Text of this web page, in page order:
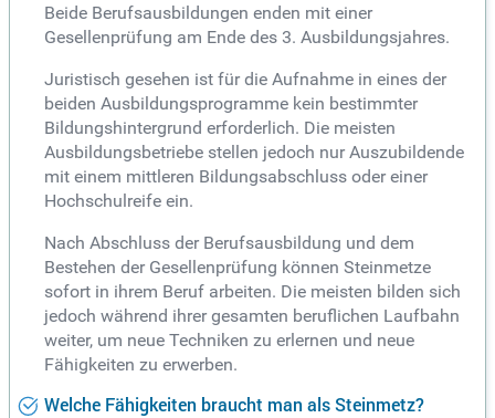
Beide Berufsausbildungen enden mit einer
Gesellenprüfung am Ende des 3. Ausbildungsjahres.
Juristisch gesehen ist für die Aufnahme in eines der
beiden Ausbildungsprogramme kein bestimmter
Bildungshintergrund erforderlich. Die meisten
Ausbildungsbetriebe stellen jedoch nur Auszubildende
mit einem mittleren Bildungsabschluss oder einer
Hochschulreife ein.
Nach Abschluss der Berufsausbildung und dem
Bestehen der Gesellenprüfung können Steinmetze
sofort in ihrem Beruf arbeiten. Die meisten bilden sich
jedoch während ihrer gesamten beruflichen Laufbahn
weiter, um neue Techniken zu erlernen und neue
Fähigkeiten zu erwerben.
Welche Fähigkeiten braucht man als Steinmetz?